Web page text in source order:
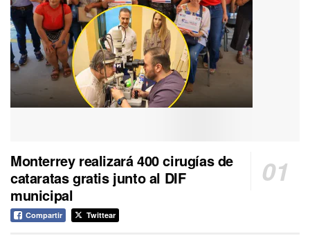
Monterrey realizará 400 cirugías de
cataratas gratis junto al DIF
municipal
Compartir Twittear